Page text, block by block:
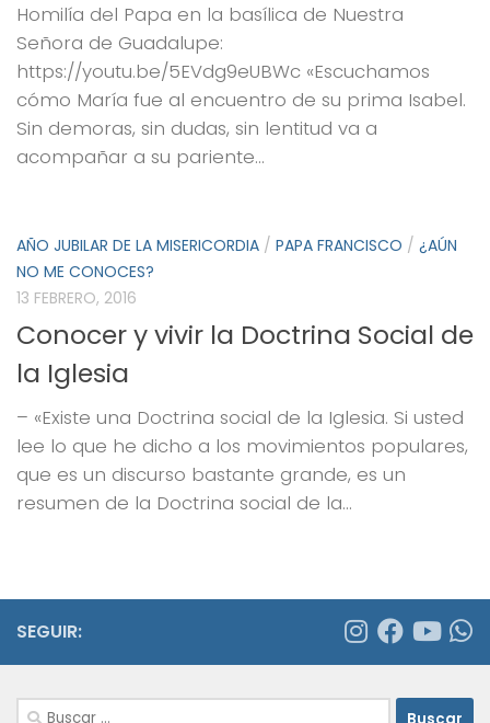
Homilía del Papa en la basílica de Nuestra
Señora de Guadalupe:
https://youtu.be/5EVdg9eUBWc «Escuchamos
cómo María fue al encuentro de su prima Isabel.
Sin demoras, sin dudas, sin lentitud va a
acompañar a su pariente...
AÑO JUBILAR DE LA MISERICORDIA / PAPA FRANCISCO / ¿AÚN
NO ME CONOCES?
13 FEBRERO, 2016
Conocer y vivir la Doctrina Social de
la Iglesia
– «Existe una Doctrina social de la Iglesia. Si usted
lee lo que he dicho a los movimientos populares,
que es un discurso bastante grande, es un
resumen de la Doctrina social de la...
SEGUIR:
Buscar: